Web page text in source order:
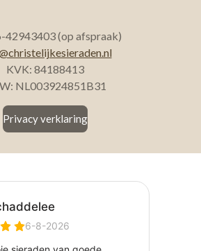
42943403 (op afspraak)
KVK: 84188413
NL003924851B31
Privacy verklaring